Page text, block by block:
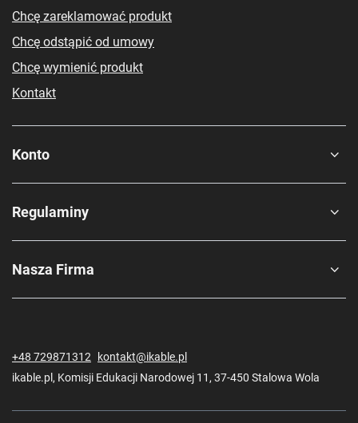
Chcę zareklamować produkt
Chcę odstąpić od umowy
Chcę wymienić produkt
Kontakt
Konto
Regulaminy
Nasza Firma
+48 729871312
kontakt@ikable.pl
ikable.pl , Komisji Edukacji Narodowej 11 , 37-450 Stalowa Wola